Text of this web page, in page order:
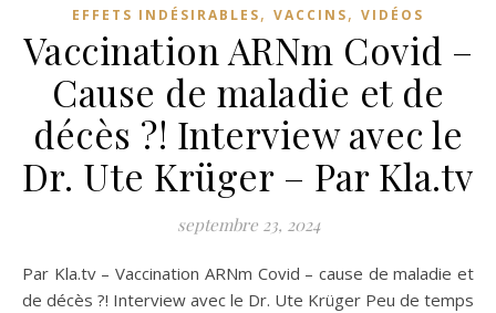
EFFETS INDÉSIRABLES, VACCINS, VIDÉOS
Vaccination ARNm Covid –
Cause de maladie et de
décès ?! Interview avec le
Dr. Ute Krüger – Par Kla.tv
septembre 23, 2024
Par Kla.tv – Vaccination ARNm Covid – cause de maladie et
de décès ?! Interview avec le Dr. Ute Krüger Peu de temps